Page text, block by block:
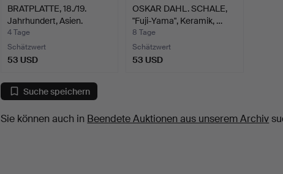
BRATPLATTE, 18./19.
Jahrhundert, Asien.
4 Tage
Schätzwert
53 USD
OSKAR DAHL. SCHALE,
"Fuji-Yama", Keramik, …
8 Tage
Schätzwert
53 USD
Suche speichern
Sie können auch in Beendete Auktionen aus unserem Archiv